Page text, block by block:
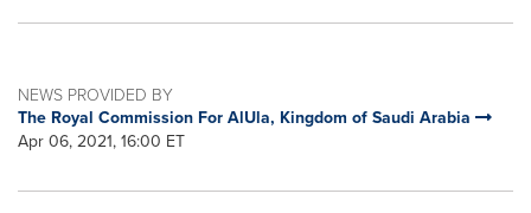
NEWS PROVIDED BY
The Royal Commission For AlUla, Kingdom of Saudi Arabia
Apr 06, 2021, 16:00 ET